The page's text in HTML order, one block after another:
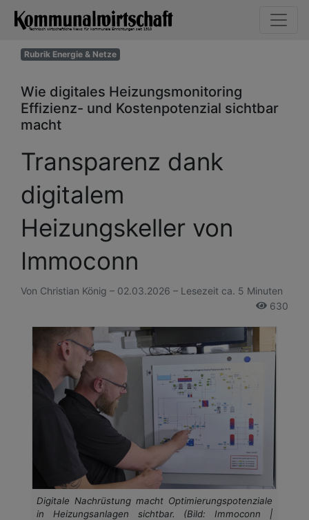
Rubrik Energie & Netze
Wie digitales Heizungsmonitoring
Effizienz- und Kostenpotenzial sichtbar
macht
Transparenz dank
digitalem
Heizungskeller von
Immoconn
Von Christian König – 02.03.2026 – Lesezeit ca. 5 Minuten
630
Digitale Nachrüstung macht Optimierungspotenziale
in Heizungsanlagen sichtbar. (Bild: Immoconn |